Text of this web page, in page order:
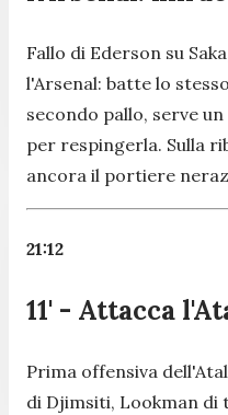
Fallo di Ederson su
l'Arsenal: batte lo
secondo pallo, serve
per respingerla. Sulla
ancora il portiere
21:12
11' - Attacca
Prima offensiva
di Djimsiti, Lookman di